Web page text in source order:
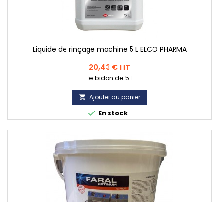
Liquide de rinçage machine 5 L ELCO PHARMA
Prix
20,43 € HT
le bidon de 5 l
 Ajouter au panier
 En stock